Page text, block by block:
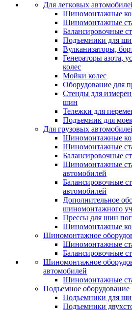
Для легковых
Шиномонтажные
Шиномонтажные
Балансировочные
Подъемники для
Вулканизаторы,
Генераторы азота,
колес
Мойки колес
Оборудование для
Стенды для
шин
Тележки для
Подъемник для
Для грузовых
Шиномонтажные
Шиномонтажные
Балансировочные
Шиномонтажные
автомобилей
Балансировочные
автомобилей
Дополнительное
шиномонтажного
Прессы для шин
Шиномонтажные
Шиномонтажное
Шиномонтажные
Балансировочные
Шиномонтажное
автомобилей
Шиномонтажные
Подъемное оборудование
Подъемники для
Подъемники